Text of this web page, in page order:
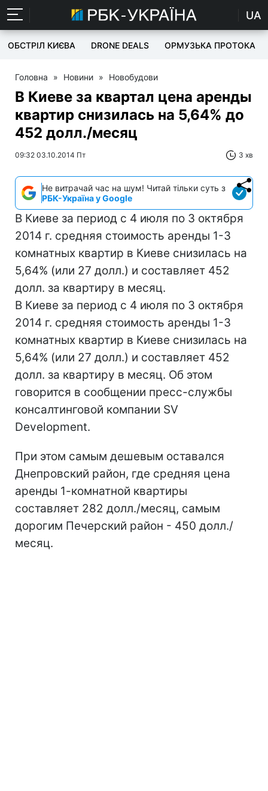
UA
ОБСТРІЛ КИЄВА DRONE DEALS ОРМУЗЬКА ПРОТОКА
Головна » Новини » Новобудови
В Киеве за квартал цена аренды
квартир снизилась на 5,64% до
452 долл./месяц
09:32 03.10.2014 Пт 3 хв
Не витрачай час на шум! Читай тільки суть з
РБК-Україна у Google
В Киеве за период с 4 июля по 3 октября
2014 г. средняя стоимость аренды 1-3
комнатных квартир в Киеве снизилась на
5,64% (или 27 долл.) и составляет 452
долл. за квартиру в месяц.
В Киеве за период с 4 июля по 3 октября
2014 г. средняя стоимость аренды 1-3
комнатных квартир в Киеве снизилась на
5,64% (или 27 долл.) и составляет 452
долл. за квартиру в месяц. Об этом
говорится в сообщении пресс-службы
консалтинговой компании SV
Development.
При этом самым дешевым оставался
Днепровский район, где средняя цена
аренды 1-комнатной квартиры
составляет 282 долл./месяц, самым
дорогим Печерский район - 450 долл./
месяц.